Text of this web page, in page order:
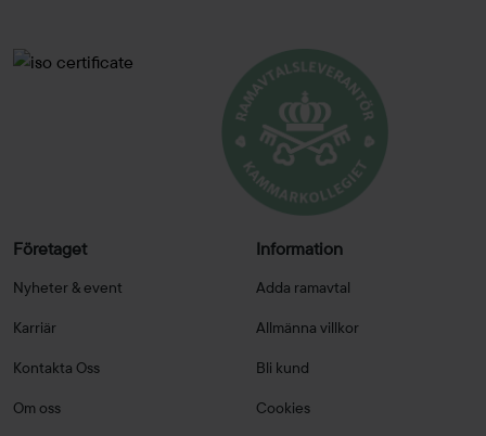
Företaget
Nyheter & event
Karriär
Kontakta Oss
Om oss
Information
Adda ramavtal
Allmänna villkor
Bli kund
Cookies